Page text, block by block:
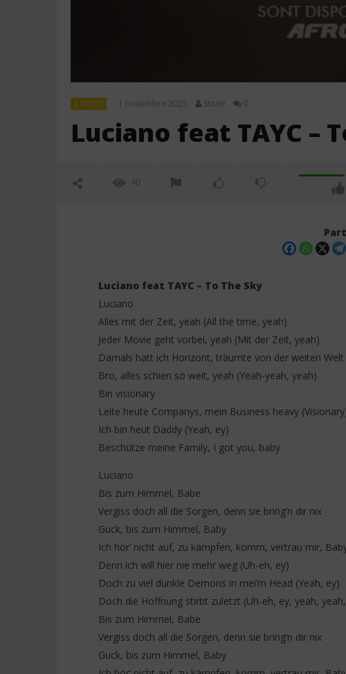
LYRICS 1 novembre 2025 Stone 0
Luciano feat TAYC –
40
NOW VIEWING
Luciano feat TAYC – To The Sky
(Lyrics)
novembre
2025
Jeady Jay –
Paroles)
2025
Stone
Luciano feat TAYC – To The Sky
Luciano
Alles mit der Zeit, yeah (All the time, yeah)
Jeder Movie geht vorbei, yeah (Mit der Zeit, yeah)
Damals hatt ich Horizont, träumte von der weiten Welt
Bro, alles schien so weit, yeah (Yeah-yeah, yeah)
Bin visionary
Leite heute Companys, mein Business heavy
Ich bin heut Daddy (Yeah, ey)
Beschütze meine Family, I got you, baby
Luciano
Bis zum Himmеl, Babe
Vergiss doch all die Sorgеn, denn sie bring’n dir nix
Guck, bis zum Himmel, Baby
Ich hör’ nicht auf, zu kämpfen, komm, vertrau mir,
Denn ich will hier nie mehr weg (Uh-eh, ey)
Doch zu viel dunkle Demons in mei’m Head (Yeah, ey)
Doch die Hoffnung stirbt zuletzt (Uh-eh, ey, yeah,
Bis zum Himmel, Babe
Vergiss doch all die Sorgen, denn sie bring’n dir nix
Guck, bis zum Himmel, Baby